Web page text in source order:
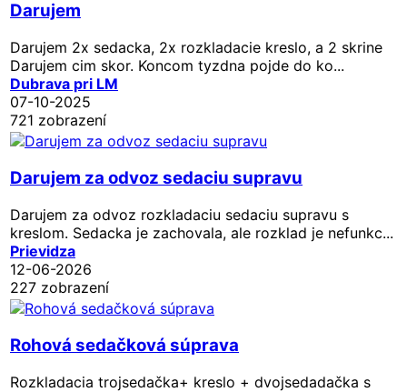
Darujem
Darujem 2x sedacka, 2x rozkladacie kreslo, a 2 skrine
Darujem cim skor. Koncom tyzdna pojde do ko...
Dubrava pri LM
07-10-2025
721 zobrazení
Darujem za odvoz sedaciu supravu
Darujem za odvoz rozkladaciu sedaciu supravu s
kreslom. Sedacka je zachovala, ale rozklad je nefunkc...
Prievidza
12-06-2026
227 zobrazení
Rohová sedačková súprava
Rozkladacia trojsedačka+ kreslo + dvojsedadačka s